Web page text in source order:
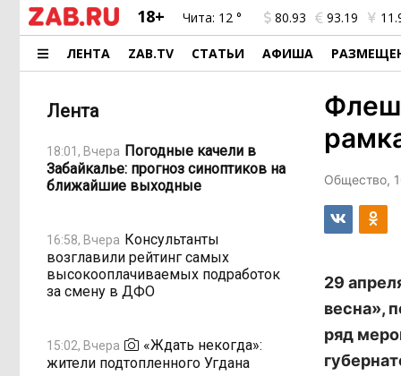
18+ Чита: 12 ° 80.93 93.19
ЛЕНТА ZAB.TV СТАТЬИ АФИША
Лента
18:01, Вчера Погодные качели в
Забайкалье: прогноз синоптиков на
ближайшие выходные
16:58, Вчера Консультанты
возглавили рейтинг самых
высокооплачиваемых подработок
за смену в ДФО
15:02, Вчера
«Ждать некогда»:
жители подтопленного Угдана
Общество,
29
весна»,
ряд